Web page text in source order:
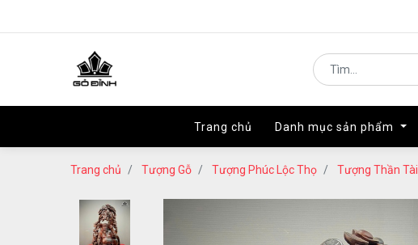
Trang chủ Danh mục sản phẩm
Trang chủ Danh mục sản phẩm
Trang chủ Tượng Gỗ Tượng Phúc Lộc Thọ Tượng Thần Tài